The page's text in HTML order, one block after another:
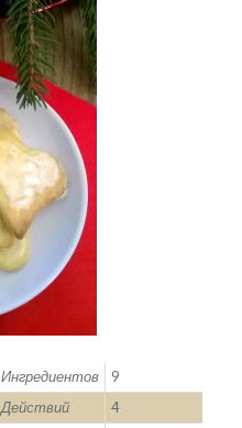
Ингредиентов
9
Действий
4